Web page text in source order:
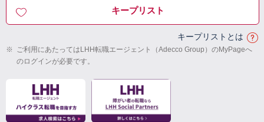
キープリスト
キープリストとは
※ ご利用にあたってはLHH転職エージェント（Adecco Group）のMyPageへ
のログインが必要です。